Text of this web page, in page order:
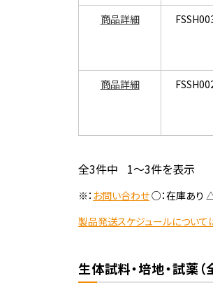
商品詳細
商品詳細
全3件中 1～3件を表示
※： お問い合わせ○：在庫あり
製品発送スケジュールについて
生体試料・培地・試薬（